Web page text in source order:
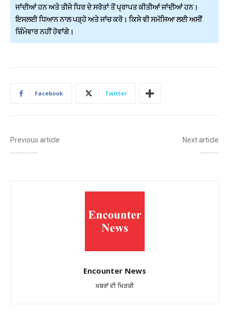
ਜਾਂਦੀਆਂ ਹਨ ਅਤੇ ਤੀਜੇ ਧਿਰ ਦੇ ਸਰੋਤਾਂ ਤੋਂ ਪ੍ਰਾਪਤ ਕੀਤੀਆਂ ਜਾਂਦੀਆਂ ਹਨ।
ਇਸਲਈ ਧਿਆਨ ਨਾਲ ਪੜ੍ਹੋ ਅਤੇ ਜਾਂਚ ਕਰੋ। ਕਿਸੇ ਵੀ ਸਮੱਸਿਆ ਲਈ ਅਸੀਂ
ਜ਼ਿੰਮੇਵਾਰ ਨਹੀਂ ਹੋਵਾਂਗੇ।
Facebook Twitter
Previous article Next article
Encounter News
ਖ਼ਬਰਾਂ ਦੀ ਖਿੜਕੀ